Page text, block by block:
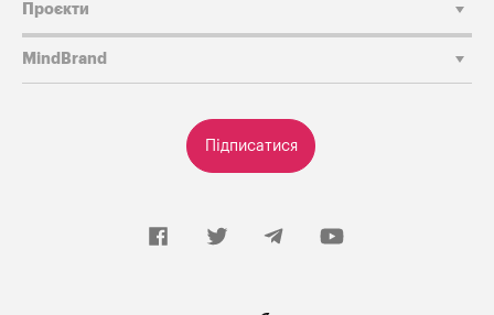
Підписатися
Проєкти
MindBrand